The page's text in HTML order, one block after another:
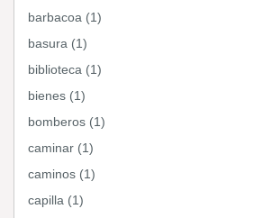
barbacoa (1)
basura (1)
biblioteca (1)
bienes (1)
bomberos (1)
caminar (1)
caminos (1)
capilla (1)